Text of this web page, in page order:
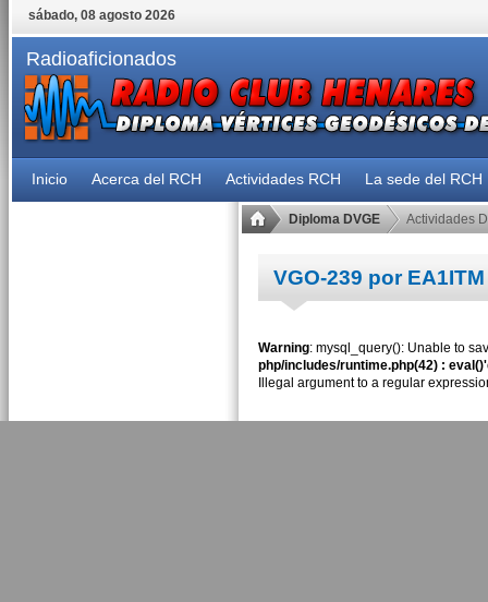
sábado, 08 agosto 2026
Radioaficionados
Inicio Acerca del RCH Actividades RCH La sede del RCH
Diploma DVGE Actividades
VGO-239 por EA1ITM
Warning: mysql_query(): Unable to
php/includes/runtime.php(42) :
Illegal argument to a regular